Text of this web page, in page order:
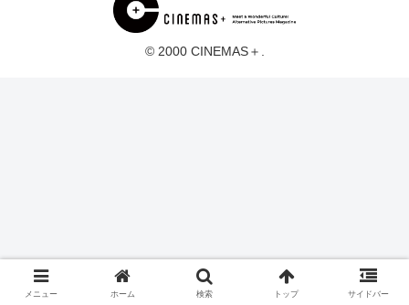
© 2000 CINEMAS＋.
メニュー ホーム 検索 トップ サイドバー